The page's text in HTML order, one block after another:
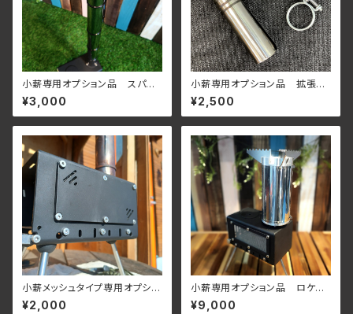
小薪専用オプション品 スパー
クアレスター
¥3,000
小薪専用オプション品 拡張用
煙突
¥2,500
小薪メッシュタイプ専用オプショ
ン プロテクトプレート
¥2,000
小薪専用オプション品 ロケット
ストーブユニット
¥9,000